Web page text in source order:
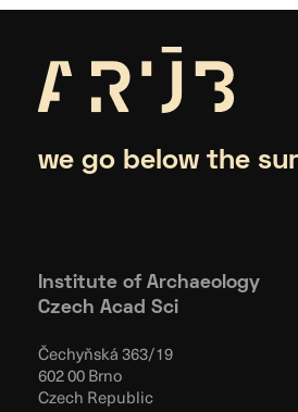
we go below the
Institute of Archaeology
Czech Acad Sci
Čechyňská 363/19
602 00 Brno
Czech Republic